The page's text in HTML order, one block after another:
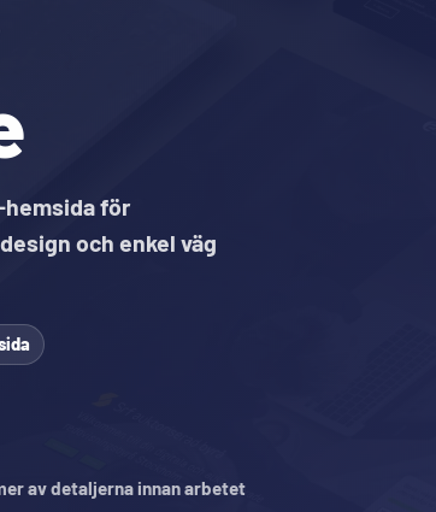
hemsida för
och enkel väg
av detaljerna innan arbetet